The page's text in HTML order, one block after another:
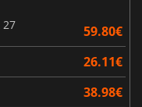
27
59.80€
26.11€
38.98€